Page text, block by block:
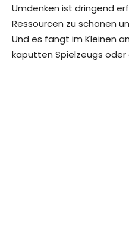
Umdenken ist dringend
Ressourcen zu schonen
Und es fängt im Kleinen
kaputten Spielzeugs oder